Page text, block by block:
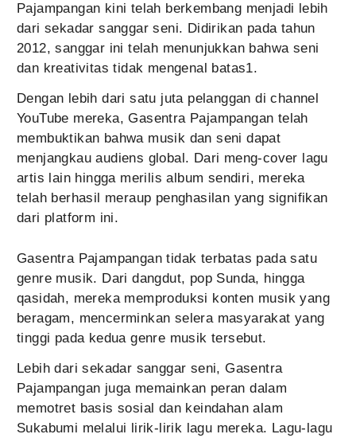
Pajampangan kini telah berkembang menjadi lebih
dari sekadar sanggar seni. Didirikan pada tahun
2012, sanggar ini telah menunjukkan bahwa seni
dan kreativitas tidak mengenal batas1.
Dengan lebih dari satu juta pelanggan di channel
YouTube mereka, Gasentra Pajampangan telah
membuktikan bahwa musik dan seni dapat
menjangkau audiens global. Dari meng-cover lagu
artis lain hingga merilis album sendiri, mereka
telah berhasil meraup penghasilan yang signifikan
dari platform ini.
Gasentra Pajampangan tidak terbatas pada satu
genre musik. Dari dangdut, pop Sunda, hingga
qasidah, mereka memproduksi konten musik yang
beragam, mencerminkan selera masyarakat yang
tinggi pada kedua genre musik tersebut.
Lebih dari sekadar sanggar seni, Gasentra
Pajampangan juga memainkan peran dalam
memotret basis sosial dan keindahan alam
Sukabumi melalui lirik-lirik lagu mereka. Lagu-lagu